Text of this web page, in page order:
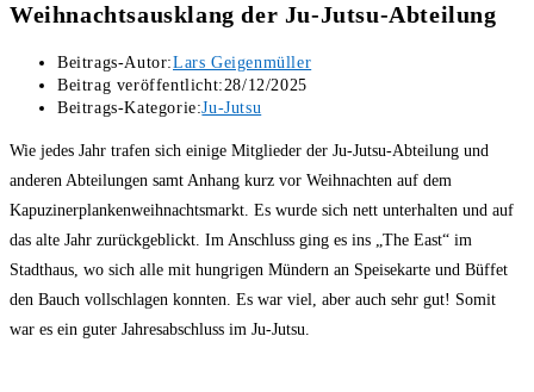
Weihnachtsausklang der Ju-Jutsu-Abteilung
Beitrags-Autor:Lars Geigenmüller
Beitrag veröffentlicht:28/12/2025
Beitrags-Kategorie:Ju-Jutsu
Wie jedes Jahr trafen sich einige Mitglieder der Ju-Jutsu-Abteilung und
anderen Abteilungen samt Anhang kurz vor Weihnachten auf dem
Kapuzinerplankenweihnachtsmarkt. Es wurde sich nett unterhalten und auf
das alte Jahr zurückgeblickt. Im Anschluss ging es ins „The East“ im
Stadthaus, wo sich alle mit hungrigen Mündern an Speisekarte und Büffet
den Bauch vollschlagen konnten. Es war viel, aber auch sehr gut! Somit
war es ein guter Jahresabschluss im Ju-Jutsu.